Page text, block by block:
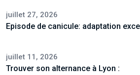
juillet 27, 2026
Episode de canicule: adaptation
juillet 11, 2026
Trouver son alternance à Lyon :